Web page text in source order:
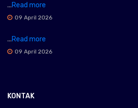
...Read more
09 April 2026
...Read more
09 April 2026
KONTAK